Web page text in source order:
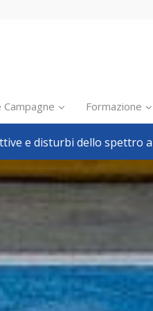
Inclusione scolastica
Inclusione lavorativa
Notizie dalla FISH
Formazione
Avvisi, bandi
Ricerca e Scienza
Welfare locale
Formazione
e disturbi dello spettro